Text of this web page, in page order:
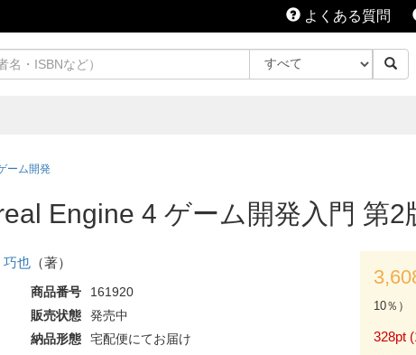
よくある質問
ーム開発
Engine 4 ゲーム開発入門 第2
巧也（著）
商品番号
161920
販売状態
発売中
納品形態
宅配便にてお届け
10％）
328pt